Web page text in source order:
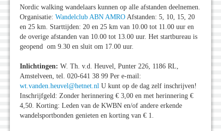
Nordic walking wandelaars kunnen op alle afstanden deelnemen.
Organisatie: Wandelclub ABN AMRO Afstanden: 5, 10, 15, 20
en 25 km. Starttijden: 20 en 25 km van 10.00 tot 11.00 uur en
de overige afstanden van 10.00 tot 13.00 uur. Het startbureau is
geopend om 9.30 en sluit om 17.00 uur.
Inlichtingen: W. Th. v.d. Heuvel, Punter 226, 1186 RL,
Amstelveen, tel. 020-641 38 99 Per e-mail:
wt.vanden.heuvel@hetnet.nl U kunt op de dag zelf inschrijven!
Inschrijfgeld: Zonder herinnering € 3,00 en met herinnering €
4,50. Korting: Leden van de KWBN en/of andere erkende
wandelsportbonden genieten en korting van € 1.